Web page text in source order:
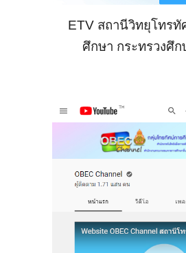
ETV สถานีวิทยุโทรทั
ศึกษา กระทรวงศึก